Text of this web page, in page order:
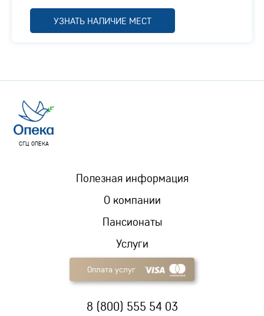
УЗНАТЬ НАЛИЧИЕ МЕСТ
СГЦ ОПЕКА
Пансионаты
Услуги
Полезная информация
О компании
Оплата услуг
8 (800) 555 54 03